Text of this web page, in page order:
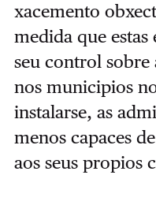
xacemento
medida que estas
seu control sobre
nos municipios
instalarse, as
menos capaces
aos seus propios